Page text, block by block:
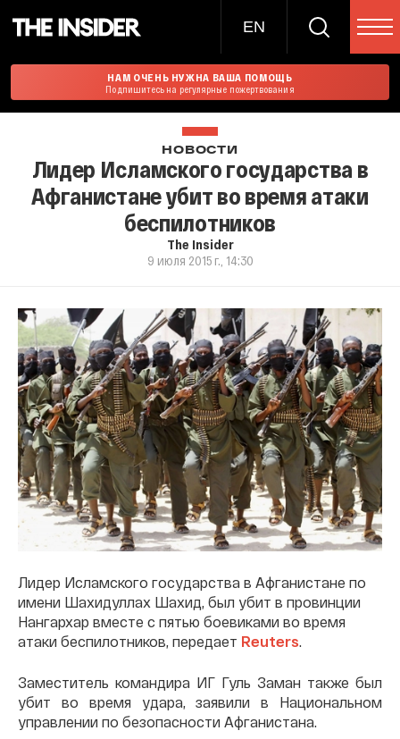
EN
НАМ ОЧЕНЬ НУЖНА ВАША ПОМОЩЬ
Подпишитесь на регулярные пожертвования
НОВОСТИ
Лидер Исламского государства в
Афганистане убит во время атаки
беспилотников
The Insider
9 июля 2015 г., 14:30
Лидер Исламского государства в Афганистане по
имени Шахидуллах Шахид, был убит в провинции
Нангархар вместе с пятью боевиками во время
атаки беспилотников, передает Reuters.
Заместитель командира ИГ Гуль Заман также был
убит во время удара, заявили в Национальном
управлении по безопасности Афганистана.